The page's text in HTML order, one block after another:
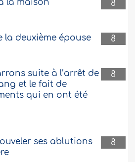
8
la maison
8
la deuxième épouse
8
suite à l’arrêt de
et le fait de
qui en ont été
8
ses ablutions